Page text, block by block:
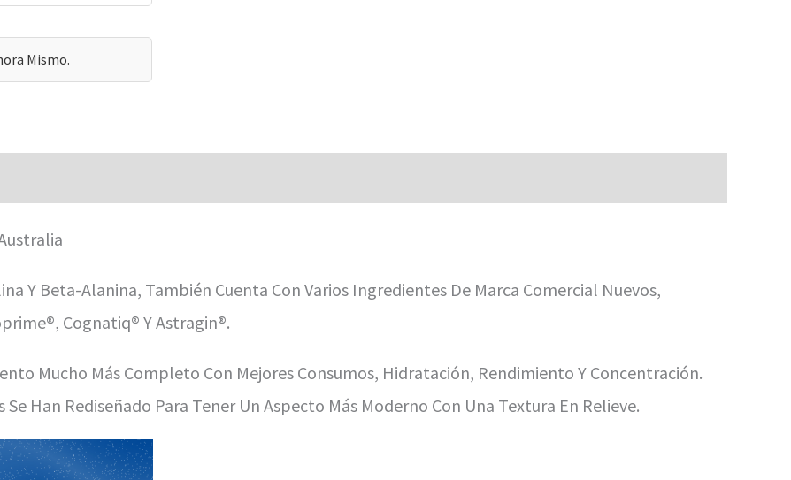
Mismo.
Y Beta-Alanina, También Cuenta Con Varios Ingredientes De Marca Comercial Nuevos,
Cognatiq® Y Astragin®.
Mucho Más Completo Con Mejores Consumos, Hidratación, Rendimiento Y Concentración.
Han Rediseñado Para Tener Un Aspecto Más Moderno Con Una Textura En Relieve.